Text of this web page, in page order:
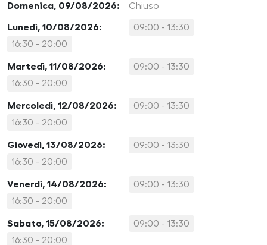
Domenica, 09/08/2026: Chiuso
Lunedì, 10/08/2026:
09:00 - 13:30
16:30 - 20:00
Martedì, 11/08/2026:
09:00 - 13:30
16:30 - 20:00
Mercoledì, 12/08/2026:
09:00 - 13:30
16:30 - 20:00
Giovedì, 13/08/2026:
09:00 - 13:30
16:30 - 20:00
Venerdì, 14/08/2026:
09:00 - 13:30
16:30 - 20:00
Sabato, 15/08/2026:
09:00 - 13:30
16:30 - 20:00